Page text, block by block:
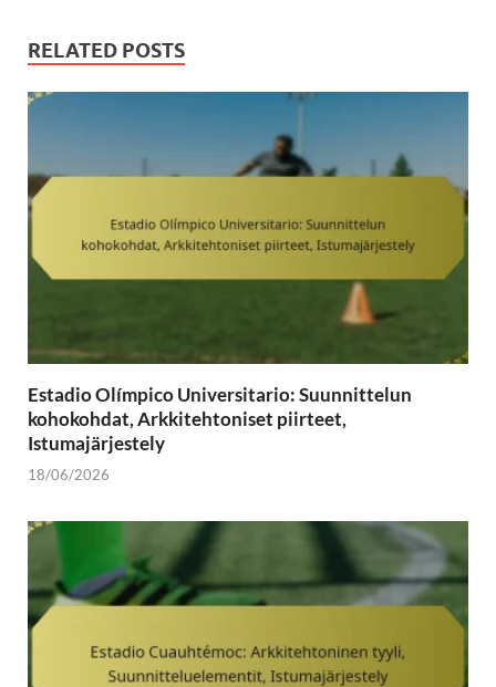
RELATED POSTS
Estadio Olímpico Universitario: Suunnittelun
kohokohdat, Arkkitehtoniset piirteet,
Istumajärjestely
18/06/2026